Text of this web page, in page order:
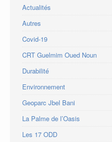
Actualités
Autres
Covid-19
CRT Guelmim Oued Noun
Durabilité
Environnement
Geoparc Jbel Bani
La Palme de l’Oasis
Les 17 ODD